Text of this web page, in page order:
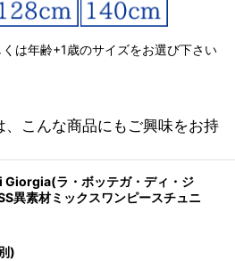
は年齢+1歳のサイズをお選び下さい
、こんな商品にもご興味をお持
Giorgia(ラ・ボッテガ・ディ・ジ
異素材ミックスワンピースチュニ
)